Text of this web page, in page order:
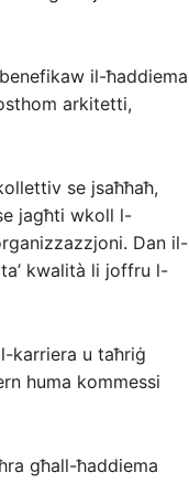
il-ħaddiema
arkitetti,
se jsaħħaħ,
jagħti wkoll l-
Dan il-
kwalità li joffru l-
karriera u taħriġ
huma kommessi
għall-ħaddiema